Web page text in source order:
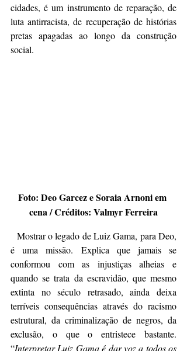
cidades, é um instrumento de reparação, de
luta antirracista, de recuperação de histórias
pretas apagadas ao longo da construção
social.
Foto: Deo Garcez e Soraia Arnoni em
cena / Créditos: Valmyr Ferreira
Mostrar o legado de Luiz Gama, para Deo,
é uma missão. Explica que jamais se
conformou com as injustiças alheias e
quando se trata da escravidão, que mesmo
extinta no século retrasado, ainda deixa
terríveis consequências através do racismo
estrutural, da criminalização de negros, da
exclusão, o que o entristece bastante.
“Interpretar Luiz Gama é dar voz a todos os